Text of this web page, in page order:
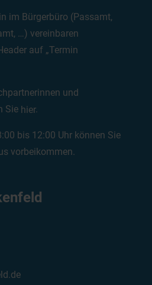
im Bürgerbüro (Passamt,
…) vereinbaren
auf „Termin
und
Sie hier.
bis 12:00 Uhr können Sie
vorbeikommen.